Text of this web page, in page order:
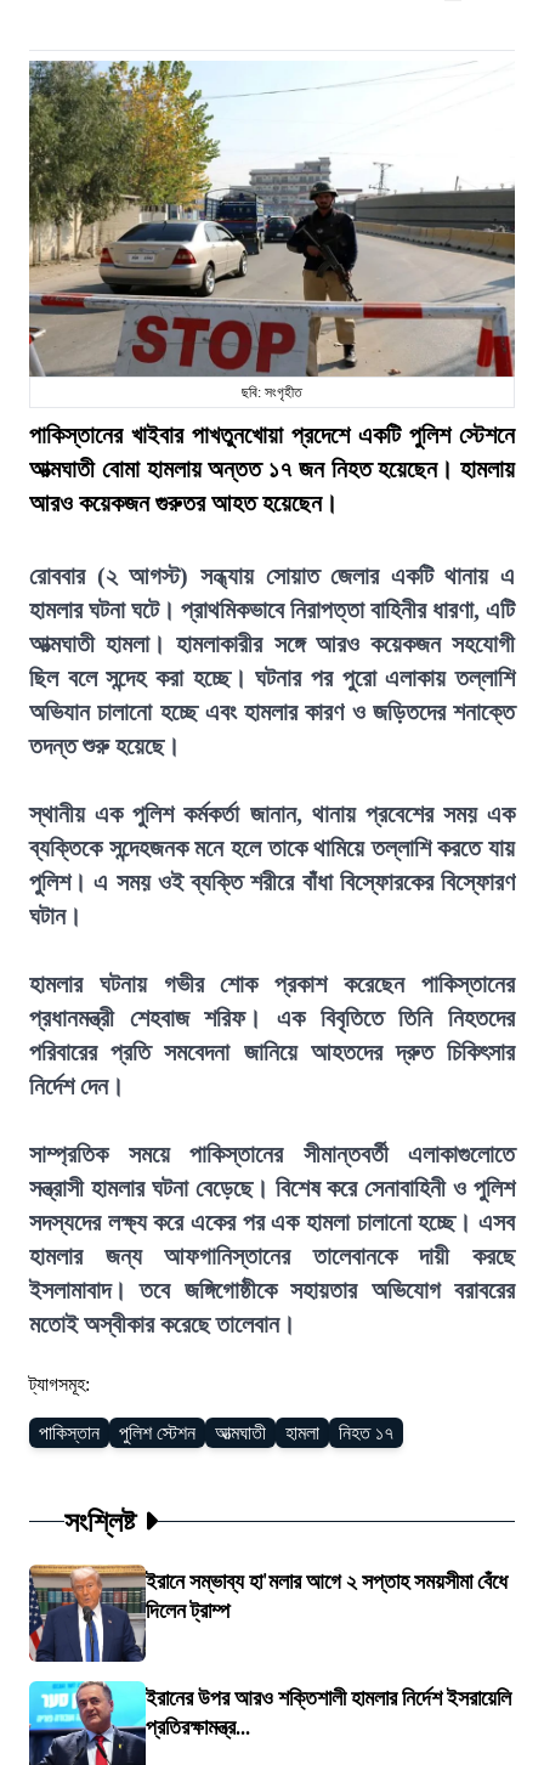
ছবি: সংগৃহীত
পাকিস্তানের খাইবার পাখতুনখোয়া প্রদেশে একটি পুলিশ স্টেশনে
আত্মঘাতী বোমা হামলায় অন্তত ১৭ জন নিহত হয়েছেন। হামলায়
আরও কয়েকজন গুরুতর আহত হয়েছেন।
রোববার (২ আগস্ট) সন্ধ্যায় সোয়াত জেলার একটি থানায় এ
হামলার ঘটনা ঘটে। প্রাথমিকভাবে নিরাপত্তা বাহিনীর ধারণা, এটি
আত্মঘাতী হামলা। হামলাকারীর সঙ্গে আরও কয়েকজন সহযোগী
ছিল বলে সন্দেহ করা হচ্ছে। ঘটনার পর পুরো এলাকায় তল্লাশি
অভিযান চালানো হচ্ছে এবং হামলার কারণ ও জড়িতদের শনাক্তে
তদন্ত শুরু হয়েছে।
স্থানীয় এক পুলিশ কর্মকর্তা জানান, থানায় প্রবেশের সময় এক
ব্যক্তিকে সন্দেহজনক মনে হলে তাকে থামিয়ে তল্লাশি করতে যায়
পুলিশ। এ সময় ওই ব্যক্তি শরীরে বাঁধা বিস্ফোরকের বিস্ফোরণ
ঘটান।
হামলার ঘটনায় গভীর শোক প্রকাশ করেছেন পাকিস্তানের
প্রধানমন্ত্রী শেহবাজ শরিফ। এক বিবৃতিতে তিনি নিহতদের
পরিবারের প্রতি সমবেদনা জানিয়ে আহতদের দ্রুত চিকিৎসার
নির্দেশ দেন।
সাম্প্রতিক সময়ে পাকিস্তানের সীমান্তবর্তী এলাকাগুলোতে
সন্ত্রাসী হামলার ঘটনা বেড়েছে। বিশেষ করে সেনাবাহিনী ও পুলিশ
সদস্যদের লক্ষ্য করে একের পর এক হামলা চালানো হচ্ছে। এসব
হামলার জন্য আফগানিস্তানের তালেবানকে দায়ী করছে
ইসলামাবাদ। তবে জঙ্গিগোষ্ঠীকে সহায়তার অভিযোগ বরাবরের
মতোই অস্বীকার করেছে তালেবান।
ট্যাগসমূহ:
পাকিস্তান পুলিশ স্টেশন আত্মঘাতী হামলা নিহত ১৭
সংশ্লিষ্ট
ইরানে সম্ভাব্য হা'মলার আগে ২ সপ্তাহ সময়সীমা বেঁধে
দিলেন ট্রাম্প
ইরানের উপর আরও শক্তিশালী হামলার নির্দেশ ইসরায়েলি
প্রতিরক্ষামন্ত্র...